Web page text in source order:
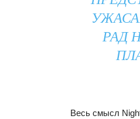
РАД
Весь смысл